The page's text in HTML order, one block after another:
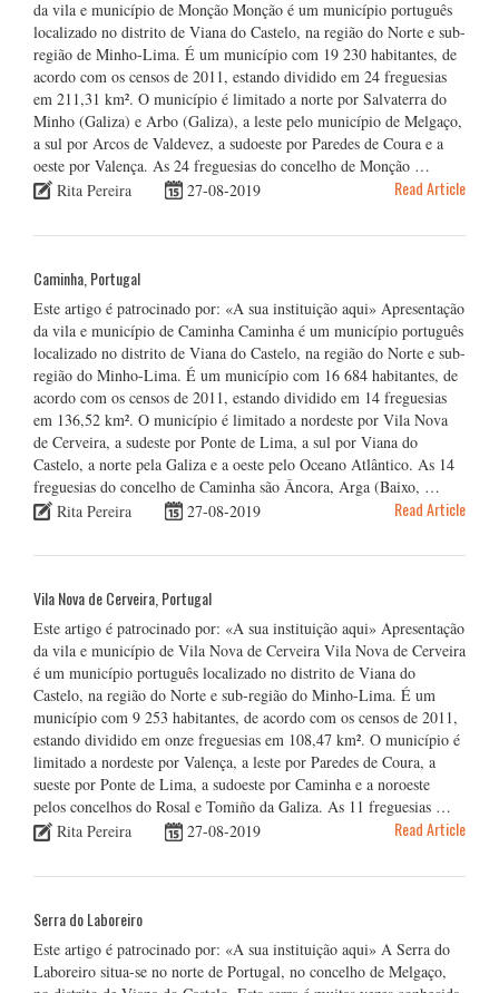
da vila e município de Monção Monção é um município português
localizado no distrito de Viana do Castelo, na região do Norte e sub-
região de Minho-Lima. É um município com 19 230 habitantes, de
acordo com os censos de 2011, estando dividido em 24 freguesias
em 211,31 km². O município é limitado a norte por Salvaterra do
Minho (Galiza) e Arbo (Galiza), a leste pelo município de Melgaço,
a sul por Arcos de Valdevez, a sudoeste por Paredes de Coura e a
oeste por Valença. As 24 freguesias do concelho de Monção …
Rita Pereira
27-08-2019 Read Article
Caminha, Portugal
Este artigo é patrocinado por: «A sua instituição aqui» Apresentação
da vila e município de Caminha Caminha é um município português
localizado no distrito de Viana do Castelo, na região do Norte e sub-
região do Minho-Lima. É um município com 16 684 habitantes, de
acordo com os censos de 2011, estando dividido em 14 freguesias
em 136,52 km². O município é limitado a nordeste por Vila Nova
de Cerveira, a sudeste por Ponte de Lima, a sul por Viana do
Castelo, a norte pela Galiza e a oeste pelo Oceano Atlântico. As 14
freguesias do concelho de Caminha são Âncora, Arga (Baixo, …
Rita Pereira
27-08-2019 Read Article
Vila Nova de Cerveira, Portugal
Este artigo é patrocinado por: «A sua instituição aqui» Apresentação
da vila e município de Vila Nova de Cerveira Vila Nova de Cerveira
é um município português localizado no distrito de Viana do
Castelo, na região do Norte e sub-região do Minho-Lima. É um
município com 9 253 habitantes, de acordo com os censos de 2011,
estando dividido em onze freguesias em 108,47 km². O município é
limitado a nordeste por Valença, a leste por Paredes de Coura, a
sueste por Ponte de Lima, a sudoeste por Caminha e a noroeste
pelos concelhos do Rosal e Tomiño da Galiza. As 11 freguesias …
Rita Pereira
27-08-2019 Read Article
Serra do Laboreiro
Este artigo é patrocinado por: «A sua instituição aqui» A Serra do
Laboreiro situa-se no norte de Portugal, no concelho de Melgaço,